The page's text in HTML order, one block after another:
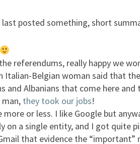
last posted something, short
referendums, really happy we
Italian-Belgian woman said that
and Albanians that come here and
they took our jobs!
or less. I like Google but
on a single entity, and I got quite
that evidence the “important”